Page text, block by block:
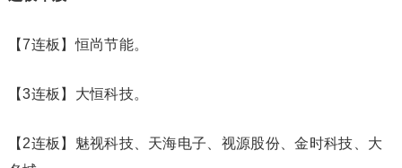
【7连板】恒尚节能。
【3连板】大恒科技。
【2连板】魅视科技、天海电子、视源股份、金时科技、大